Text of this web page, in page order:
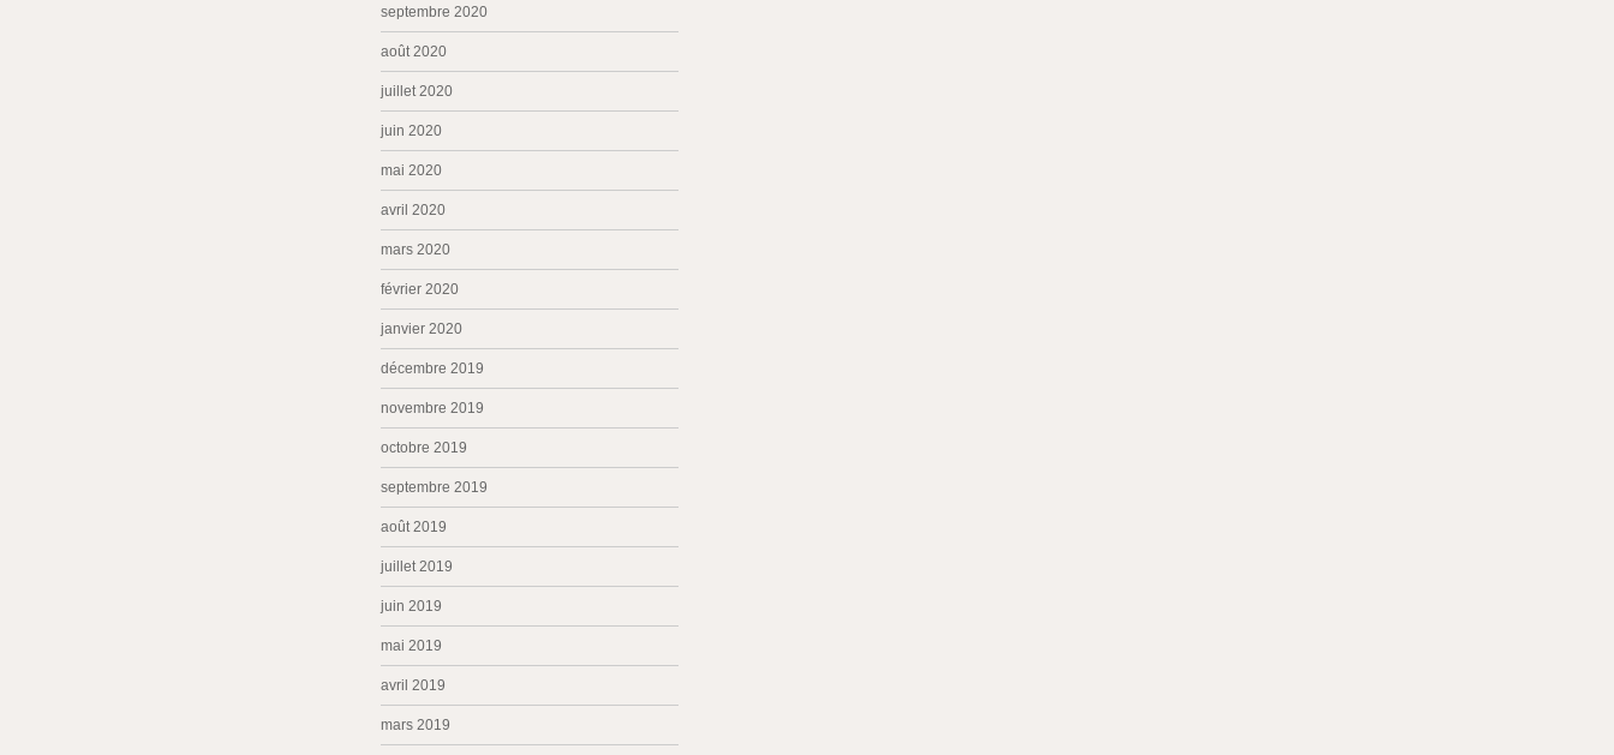
septembre 2020
août 2020
juillet 2020
juin 2020
mai 2020
avril 2020
mars 2020
février 2020
janvier 2020
décembre 2019
novembre 2019
octobre 2019
septembre 2019
août 2019
juillet 2019
juin 2019
mai 2019
avril 2019
mars 2019